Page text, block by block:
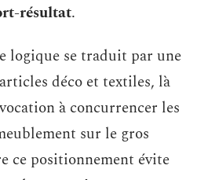
résultat.
logique se traduit par une
déco et textiles, là
à concurrencer les
sur le gros
ce positionnement évite